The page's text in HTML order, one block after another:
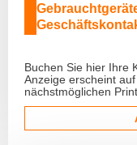
Buchen Sie hier Ihre
Anzeige erscheint
nächstmöglichen